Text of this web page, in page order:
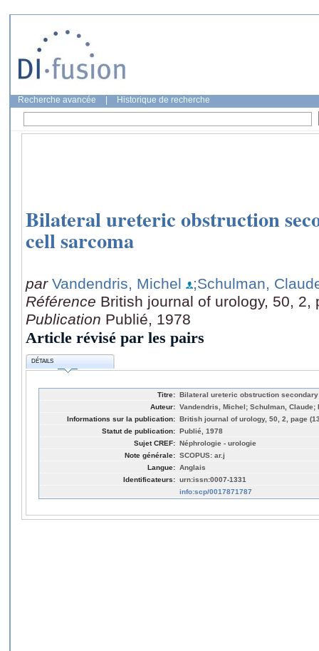
Recherche avancée Historique de recherche
Bilateral ureteric obstruction
cell sarcoma
par Vandendris, Michel
;Schulman,
Référence British journal of urology, 50, 2,
Publication Publié, 1978
Article révisé par les pairs
DÉTAILS
Titre: Bilateral ureteric obstruction
Auteur: Vandendris, Michel; Schulman, Claude;
Informations sur la publication: British journal of urology, 50, 2, page
Statut de publication: Publié, 1978
Sujet CREF: Néphrologie - urologie
Note générale: SCOPUS: ar.j
Langue: Anglais
Identificateurs: urn:issn:0007-1331
info:scp/0017871787